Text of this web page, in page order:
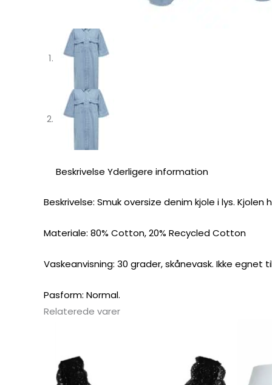
Beskrivelse Yderligere information
Beskrivelse: Smuk oversize denim kjole i lys.
Materiale: 80% Cotton, 20% Recycled Cotton
Vaskeanvisning: 30 grader, skånevask. Ikke egnet
Pasform: Normal.
Relaterede varer
har
flere